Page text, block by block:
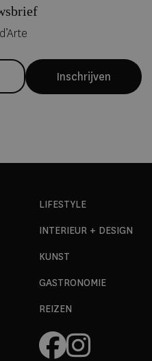
Inschrijven
LIFESTYLE
INTERIEUR + DESIGN
KUNST
GASTRONOMIE
REIZEN